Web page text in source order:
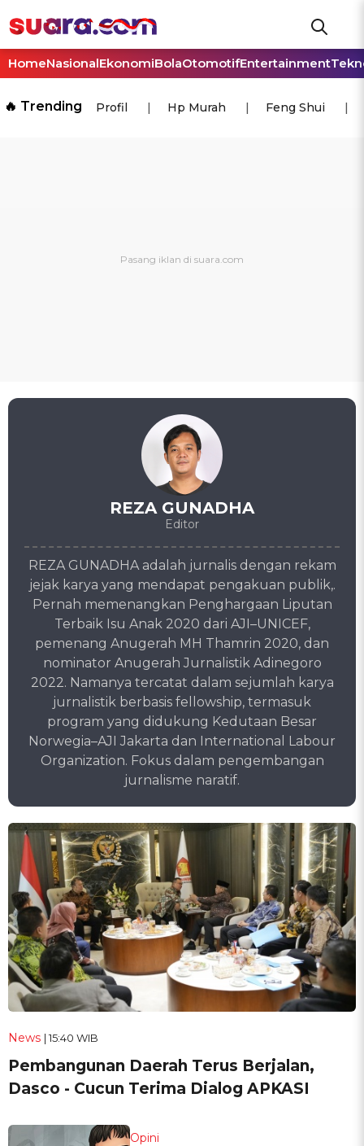
HomeNasionalEkonomiBolaOtomotifEntertainment
🔥 Trending Profil Hp Murah Feng Shui
REZA GUNADHA
Editor
REZA GUNADHA adalah jurnalis dengan rekam
jejak karya yang mendapat pengakuan publik,.
Pernah memenangkan Penghargaan Liputan
Terbaik Isu Anak 2020 dari AJI–UNICEF,
pemenang Anugerah MH Thamrin 2020, dan
nominator Anugerah Jurnalistik Adinegoro
2022. Namanya tercatat dalam sejumlah karya
jurnalistik berbasis fellowship, termasuk
program yang didukung Kedutaan Besar
Norwegia–AJI Jakarta dan International Labour
Organization. Fokus dalam pengembangan
jurnalisme naratif.
News | 15:40 WIB
Pembangunan Daerah Terus Berjalan,
Dasco - Cucun Terima Dialog APKASI
Opini